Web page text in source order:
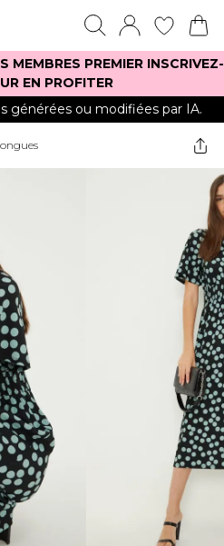
MEMBRES PREMIER INSCRIVEZ-
EN PROFITER
générées ou modifiées par IA.